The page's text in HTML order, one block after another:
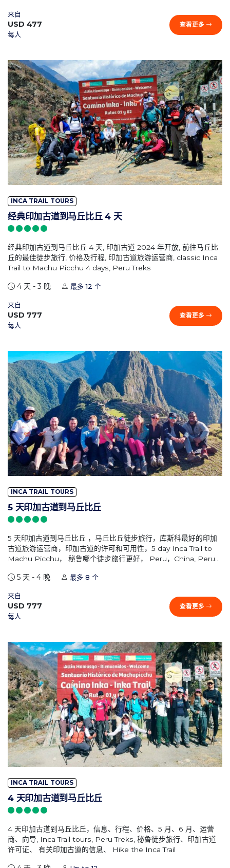
来自
USD 477
每人
查看更多
INCA TRAIL TOURS
经典印加古道到马丘比丘 4 天
经典印加古道到马丘比丘 4 天, 印加古道 2024 年开放, 前往马丘比
丘的最佳徒步旅行, 价格及行程, 印加古道旅游运营商, classic Inca
Trail to Machu Picchu 4 days, Peru Treks
4 天 - 3 晚 最多 12 个
来自
USD 777
每人
查看更多
INCA TRAIL TOURS
5 天印加古道到马丘比丘
5 天印加古道到马丘比丘 ，马丘比丘徒步旅行，库斯科最好的印加
古道旅游运营商，印加古道的许可和可用性，5 day Inca Trail to
Machu Picchu， 秘鲁哪个徒步旅行更好， Peru，China, Peru
5 天 - 4 晚 最多 8 个
来自
USD 777
每人
查看更多
INCA TRAIL TOURS
4 天印加古道到马丘比丘
4 天印加古道到马丘比丘，信息、行程、价格、5 月、6 月、运营
商、向导, Inca Trail tours, Peru Treks, 秘鲁徒步旅行、印加古道
许可证、 有关印加古道的信息、 Hike the Inca Trail